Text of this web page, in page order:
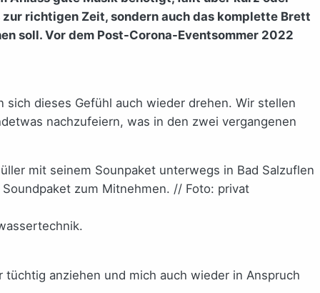
richtigen Zeit, sondern auch das komplette Brett
soll. Vor dem Post-Corona-Eventsommer 2022
dieses Gefühl auch wieder drehen. Wir stellen
nachzufeiern, was in den zwei vergangenen
Soundpaket zum Mitnehmen. // Foto: privat
anziehen und mich auch wieder in Anspruch